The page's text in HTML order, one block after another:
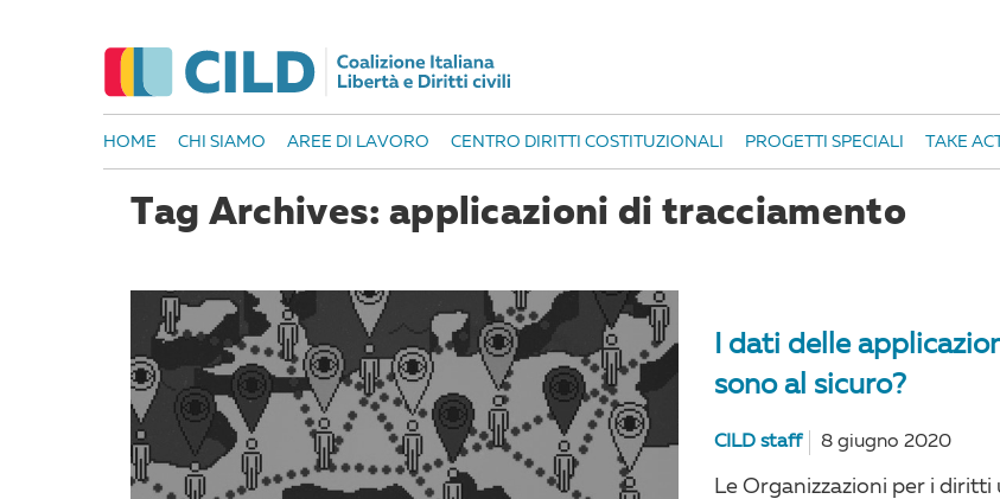
HOME CHI SIAMO AREE DI LAVORO CENTRO DIRITTI COSTITUZIONALI PROGETTI SPECIALI TAKE
Tag Archives: applicazioni di tracciamento
I dati delle
sono al sicuro?
CILD staff 8 giugno 2020
Le Organizzazioni per i diritti